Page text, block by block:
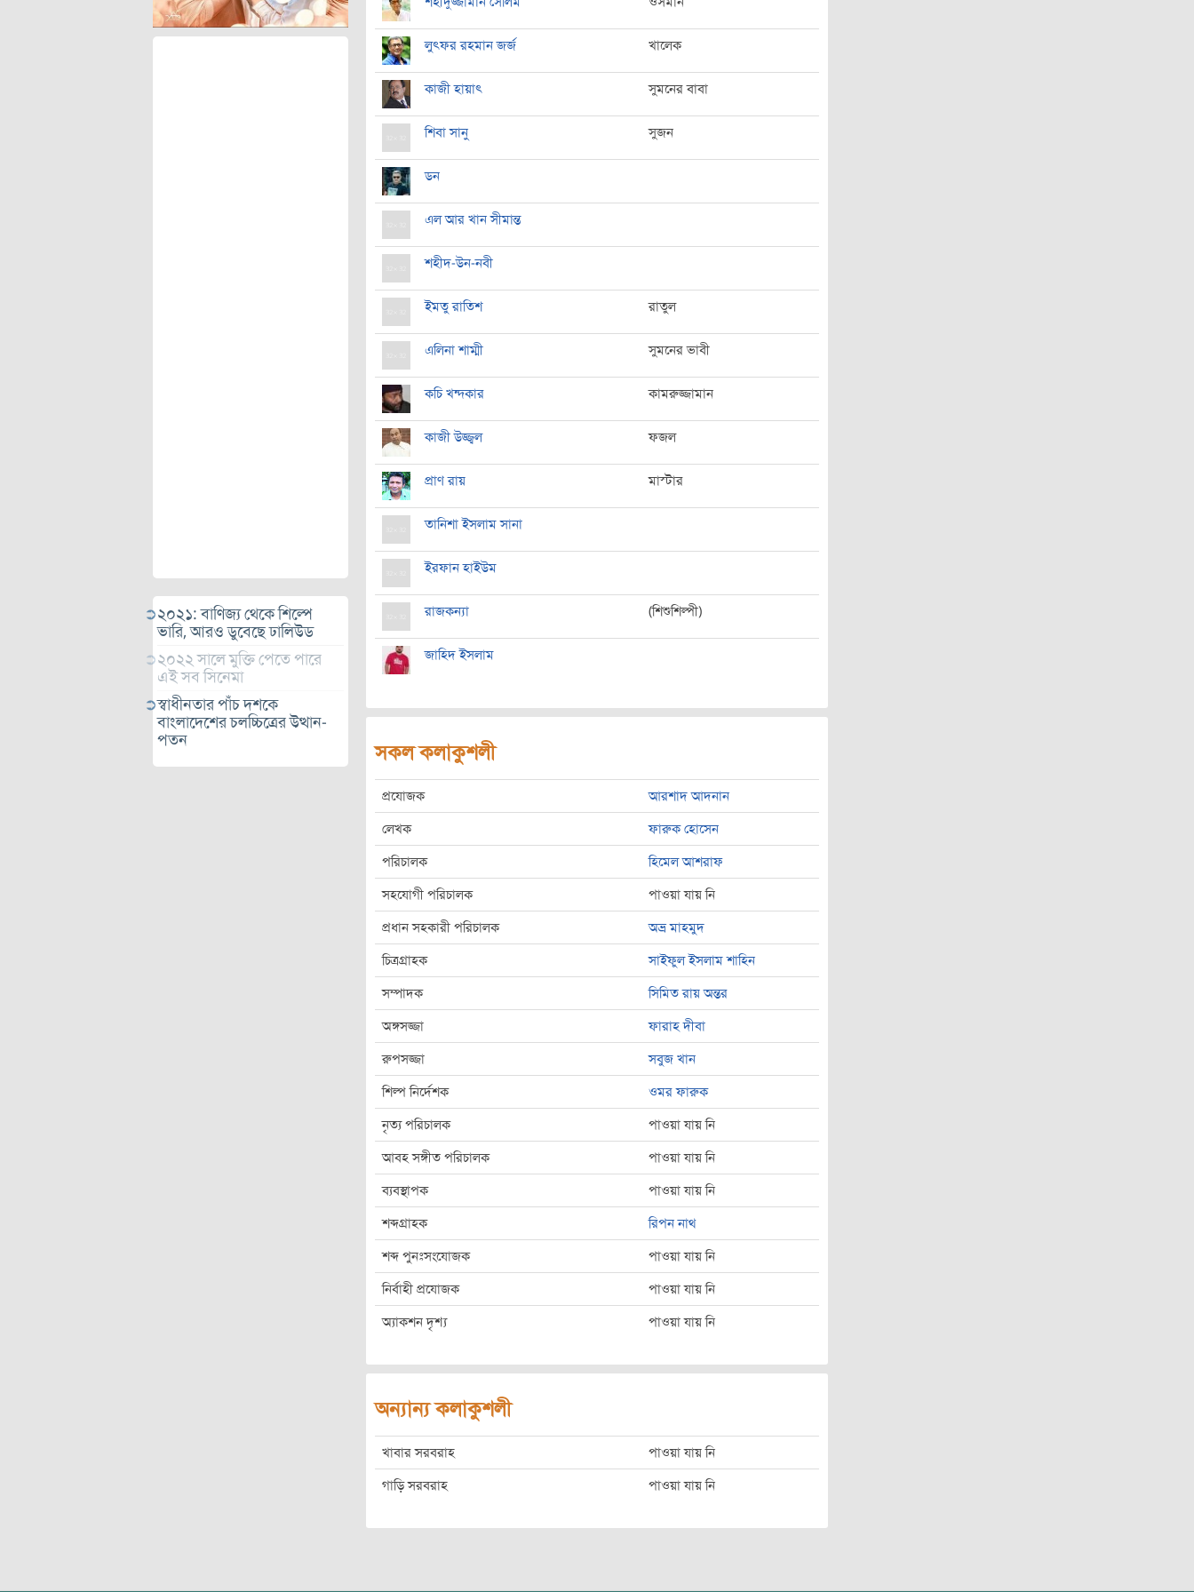
২০২১: বাণিজ্য থেকে শিল্পে
ভারি, আরও ডুবেছে ঢালিউড
২০২২ সালে মুক্তি পেতে পারে
এই সব সিনেমা
স্বাধীনতার পাঁচ দশকে
বাংলাদেশের চলচ্চিত্রের উত্থান-
পতন
লুৎফর রহমান জর্জ খালেক
কাজী হায়াৎ সুমনের বাবা
শিবা সানু সুজন
ডন
এল আর খান সীমান্ত
শহীদ-উন-নবী
ইমতু রাতিশ রাতুল
এলিনা শাম্মী সুমনের ভাবী
কচি খন্দকার কামরুজ্জামান
কাজী উজ্জ্বল ফজল
প্রাণ রায় মাস্টার
তানিশা ইসলাম সানা
ইরফান হাইউম
রাজকন্যা (শিশুশিল্পী)
জাহিদ ইসলাম
সকল কলাকুশলী
প্রযোজক আরশাদ আদনান
লেখক ফারুক হোসেন
পরিচালক হিমেল আশরাফ
সহযোগী পরিচালক পাওয়া যায় নি
প্রধান সহকারী পরিচালক অভ্র মাহমুদ
চিত্রগ্রাহক সাইফুল ইসলাম শাহিন
সম্পাদক সিমিত রায় অন্তর
অঙ্গসজ্জা ফারাহ দীবা
রুপসজ্জা সবুজ খান
শিল্প নির্দেশক ওমর ফারুক
নৃত্য পরিচালক পাওয়া যায় নি
আবহ সঙ্গীত পরিচালক পাওয়া যায় নি
ব্যবস্থাপক পাওয়া যায় নি
শব্দগ্রাহক রিপন নাথ
শব্দ পুনঃসংযোজক পাওয়া যায় নি
নির্বাহী প্রযোজক পাওয়া যায় নি
অ্যাকশন দৃশ্য পাওয়া যায় নি
অন্যান্য কলাকুশলী
খাবার সরবরাহ পাওয়া যায় নি
গাড়ি সরবরাহ পাওয়া যায় নি